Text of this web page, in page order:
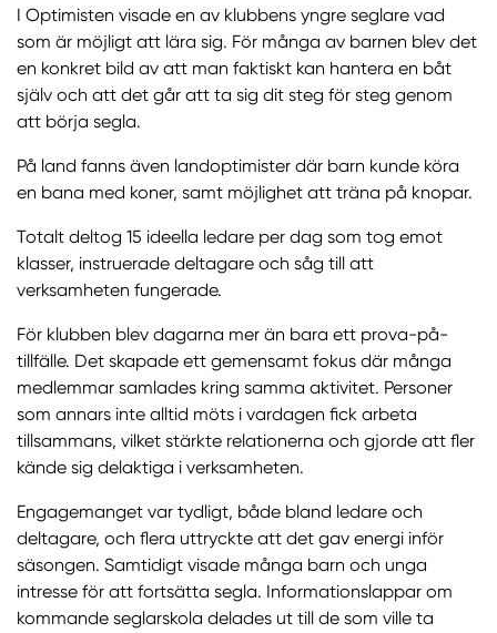
I Optimisten visade en av klubbens yngre seglare vad
som är möjligt att lära sig. För många av barnen blev det
en konkret bild av att man faktiskt kan hantera en båt
själv och att det går att ta sig dit steg för steg genom
att börja segla.
På land fanns även landoptimister där barn kunde köra
en bana med koner, samt möjlighet att träna på knopar.
Totalt deltog 15 ideella ledare per dag som tog emot
klasser, instruerade deltagare och såg till att
verksamheten fungerade.
För klubben blev dagarna mer än bara ett prova-på-
tillfälle. Det skapade ett gemensamt fokus där många
medlemmar samlades kring samma aktivitet. Personer
som annars inte alltid möts i vardagen fick arbeta
tillsammans, vilket stärkte relationerna och gjorde att fler
kände sig delaktiga i verksamheten.
Engagemanget var tydligt, både bland ledare och
deltagare, och flera uttryckte att det gav energi inför
säsongen. Samtidigt visade många barn och unga
intresse för att fortsätta segla. Informationslappar om
kommande seglarskola delades ut till de som ville ta